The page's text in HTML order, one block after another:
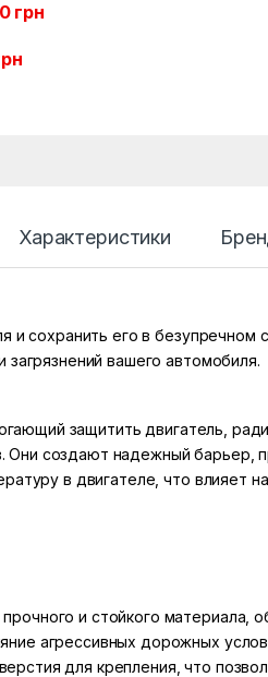
грн
Характеристики
сохранить его в безупречном
вашего автомобиля.
защитить двигатель,
Они создают надежный
в двигателе, что влияет
и стойкого материала,
агрессивных дорожных
для крепления, что